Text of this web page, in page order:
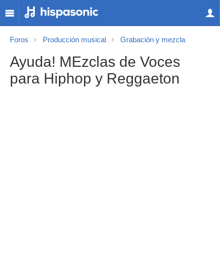
Foros Producción musical Grabación y mezcla
Ayuda! MEzclas de Voces
para Hiphop y Reggaeton